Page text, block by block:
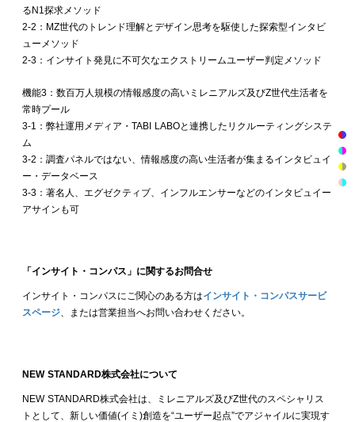
るN1探求メソッド
2-2：MZ世代のトレンド理解とデザイン思考を駆使した探索型インタビ
ューメソッド
2-3：インサイト発見に不可欠なエクストリームユーザー判定メソッド
機能3：数百万人規模の情報感度の高いミレニアルズ及びZ世代生活者を
常時プール
3-1：弊社運用メディア・TABI LABOと連携したリクルーティングシステ
ム
3-2：調査パネルではない、情報感度の高い生活者が集まるインタビュイ
ー・データベース
3-3：著名人、エグゼクティブ、インフルエンサーなどのインタビュイー
アサインも可
「インサイト・コンパス」に関するお問合せ
インサイト・コンパスにご関心のある方はインサイト・コンパスサービ
スページ、または営業担当へお問い合わせください。
NEW STANDARD株式会社について
NEW STANDARD株式会社は、ミレニアルズ及びZ世代のスペシャリス
トとして、新しい価値(イミ)創造を“ユーザー起点”でアジャイルに実現す